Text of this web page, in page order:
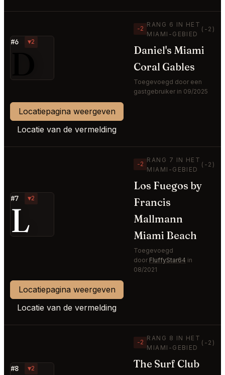
#6 ▼2
−2
RANG 6 IN HET
MIAMI-GEBIED
(-2)
Daniel's Miami
Coral Gables
Toegevoegd door een
gastgebruiker in 09/2025
Locatiepagina weergeven
Locatie van de vermelding
#7 ▼2
L
−2
RANG 7 IN HET
MIAMI-GEBIED
(-2)
Los Fuegos by
Francis
Mallmann
Miami Beach
Toegevoegd
door FluffyStar64 in
08/2021
Locatiepagina weergeven
Locatie van de vermelding
#8 ▼2
−2
RANG 8 IN HET
MIAMI-GEBIED
(-2)
The Surf Club